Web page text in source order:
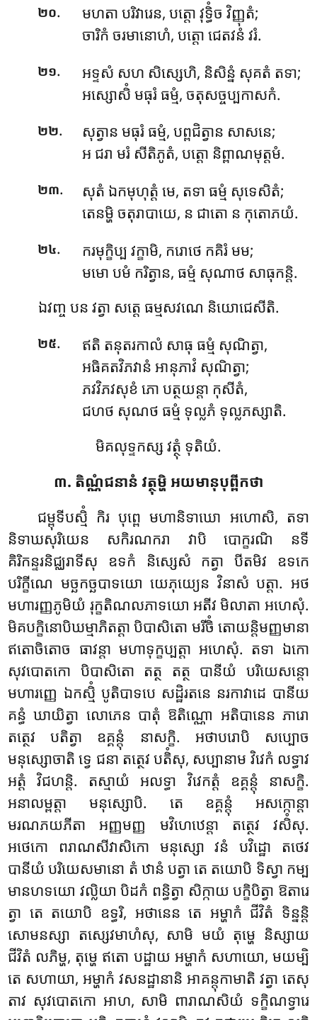
២០.
មហតា បរិវារេន, បត្តោ វុទ្ធិំច វិញ្ញុតំ;
ចារិកំ ចរមានោហំ, បត្តោ ជេតវនំ វរំ.
២១.
អទ្ទសំ សហ សិស្សេហិ, និសិន្នំ សុគតំ តទា;
អស្សោសិំ មធុរំ ធម្មំ, ចតុសច្ចប្បកាសកំ.
២២.
សុត្វាន មធុរំ ធម្មំ, បព្ពជិត្វាន សាសនេ;
អ ជរា មរំ សីតិភូតំ, បត្តោ និព្ពាណមុត្តមំ.
២៣. សុតំ ឯកមុហុត្តំ មេ, តទា ធម្មំ សុទេសិតំ;
តេនម្ហិ ចតុរាបាយេ, ន ជាតោ ន កុតោភយំ.
២៤.
ករមុក្ខិប្ប វក្ខាមិ, ករោថេ កគិរំ មម;
មមោ បមំ ករិត្វាន, ធម្មំ សុណាថ សាធុកន្តិ.
ឯវញ្ច បន វត្វា សត្តេ ធម្មសវណេ និយោជេសីតិ.
២៥.
ឥតិ តនុតរកាលំ សាធុ ធម្មំ សុណិត្វា,
អធិគតវិភវានំ អានុភាវំ សុណិត្វា;
ភវវិភវសុខំ ភោ បត្ថយន្តា កុសីតំ,
ជហថ សុណថ ធម្មំ ទុល្លភំ ទុល្លភស្សាតិ.
មិគលុទ្ទកស្ស វត្ថុំ ទុតិយំ.
៣. តិណ្ណំជនានំ វត្ថុម្ហិ អយមានុបុព្ពីកថា
ជម្ពុទីបស្មិំ កិរ បុព្ពេ មហានិទាឃោ អហោសិ, តទា
និទាឃសុរិយេន សកិរណករា វាបិ បោក្ខរណិ នទី
គិរិកន្ទរនិជ្ឈរាទីសុ ឧទកំ និស្សេសំ កត្វា បីតមិវ ឧទកេ
បរិក្ខីណេ មច្ឆកច្ឆបាទយោ យេភុយ្យេន វិនាសំ បត្តា. អថ
មហារញ្ញភូមិយំ រុក្ខតិណលភាទយោ អតីវ មិលាតា អហេសុំ.
មិគបក្ខិនោបិឃម្មាភិតត្តា បិបាសិតោ មរីចិំ តោយន្តិមញ្ញមានា
ឥតោចិតោច ធាវន្តា មហាទុក្ខប្បត្តា អហេសុំ. តទា ឯកោ
សុវបោតកោ បិបាសិតោ តត្ថ តត្ថ បានីយំ បរិយេសន្តោ
មហារញ្ញេ ឯកស្មិំ បូតិបាទបេ សដ្ឋិរតនេ នរកាវាដេ បានីយ
គន្ធំ ឃាយិត្វា លោភេន បាតុំ ឱតិណ្ណោ អតិបានេន ភារោ
តត្ថេវ បតិត្វា ឧគ្គន្តុំ នាសក្ខិ. អថាបរោបិ សប្បោច
មនុស្សោចាតិ ទ្វេ ជនា តត្ថេវ បតិំសុ, សប្បានាម វិវេកំ លទ្ធាវ
អត្តំ វិជហន្តិ. តស្មាយំ អលទ្ធាវិវេកត្តំ ឧគ្គន្តុំ នាសក្ខិ.
អនាលម្ពត្តា មនុស្សោបិ. តេ ឧគ្គន្តុំ អសក្កោន្តា
មរណភយភីតា អញ្ញមញ្ញ មវិហេឋេន្តា តត្ថេវ វសិំសុ.
អថេកោ ពរាណសីវាសិកោ មនុស្សោ វនំ បវិដ្ឋោ តថេវ
បានីយំ បរិយេសមានោ តំ ឋានំ បត្វា តេ តយោបិ ទិស្វា កម្ប
មានហទយោ វល្លិយា បិដកំ ពន្ធិត្វា សិក្កាយ បក្ខិបិត្វា ឱតារេ
ត្វា តេ តយោបិ ឧទ្ធរិ, អថានេន តេ អម្ហាកំ ជីវិតំ ទិន្នន្តិ
សោមនស្សា តស្សេវមាហំសុ, សាមិ មយំ តុម្ហេ និស្សាយ
ជីវិតំ លភិម្ហ, តុម្ហេ ឥតោ បដ្ឋាយ អម្ហាកំ សហាយោ, មយម្បិ
តេ សហាយា, អម្ហាកំ វសនដ្ឋានានិ អាគន្តុកាមាតិ វត្វា តេសុ
តាវ សុវបោតកោ អាហ, សាមិ ពារាណសិយំ ទក្ខិណទ្វារេ